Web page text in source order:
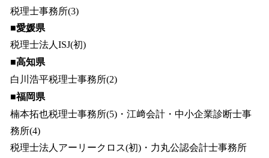
税理士事務所(3)
■愛媛県
税理士法人ISJ(初)
■高知県
白川浩平税理士事務所(2)
■福岡県
楠本拓也税理士事務所(5)・江﨑会計・中小企業診断士事
務所(4)
税理士法人アーリークロス(初)・力丸公認会計士事務所